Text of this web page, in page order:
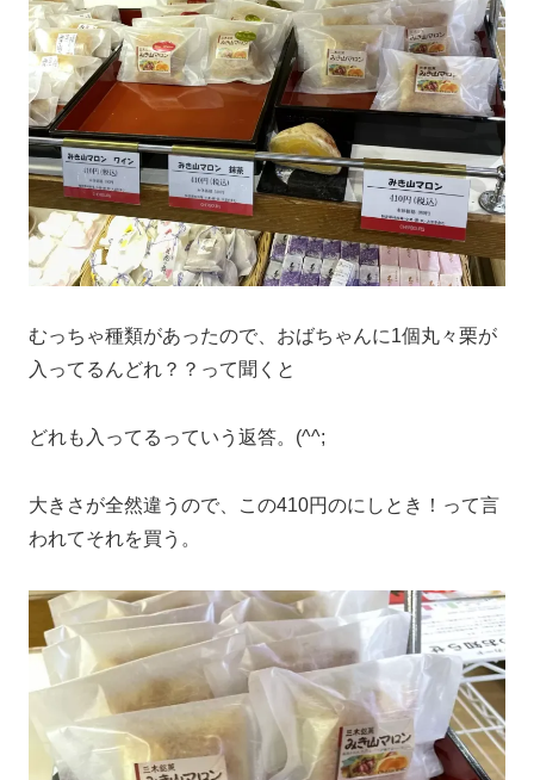
むっちゃ種類があったので、おばちゃんに1個丸々栗が
入ってるんどれ？？って聞くと
どれも入ってるっていう返答。(^^;
大きさが全然違うので、この410円のにしとき！って言
われてそれを買う。